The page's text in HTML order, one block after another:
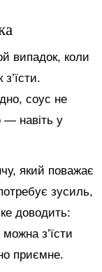
випадок, коли
соус не
— навіть у
який поважає
зусиль,
доводить:
з’їсти
приємне.